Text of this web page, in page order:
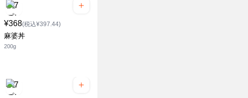
¥368(税込¥397.44)
麻婆丼
200g